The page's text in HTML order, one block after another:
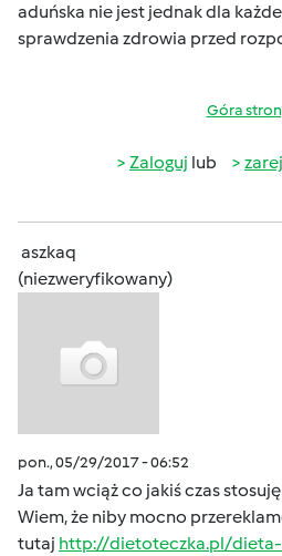
aduńska nie jest jednak dla
sprawdzenia zdrowia przed
Góra
Zaloguj lub
aszkaq
(niezweryfikowany)
pon., 05/29/2017 - 06:52
Ja tam wciąż co jakiś czas
Wiem, że niby mocno
tutaj http://dietoteczka.pl/